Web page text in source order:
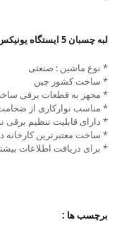
لبه چسبان 5 ایستگاه یونیکس
* نوع ماشین : صنعتی
* ساخت کشور چین
* مجهز به قطعات برقی
* مناسب نوارکاری از ضخامت 0/3 تا 2
* دارای قابلیت تنظیم برقی نوار 1 میل و 2
* ساخت معتبرترین کارخانه
* برای دریافت اطلاعات
برچسب ها :